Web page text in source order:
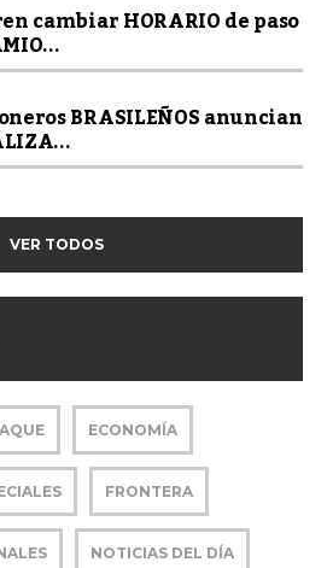
cambiar HORARIO de paso
BRASILEÑOS anuncian
VER TODOS
ECONOMÍA
FRONTERA
NOTICIAS DEL DÍA